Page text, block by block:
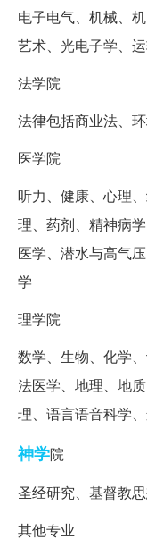
电子电气、机械、
艺术、光电子学、
法学院
法律包括商业法、
医学院
听力、健康、心理
理、药剂、精神病
医学、潜水与高气
学
理学院
数学、生物、化学
法医学、地理、地
理、语言语音科学
神学院
圣经研究、基督教
其他专业